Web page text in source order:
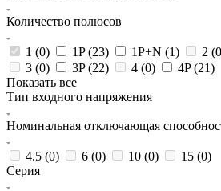
Количество полюсов
1 (0) 1P (23) 1P+N (1) 2 (0
3 (0) 3P (22) 4 (0) 4P (21)
Показать все
Тип входного напряжения
Номинальная отключающая
4.5 (0) 6 (0) 10 (0) 15 (0)
Серия